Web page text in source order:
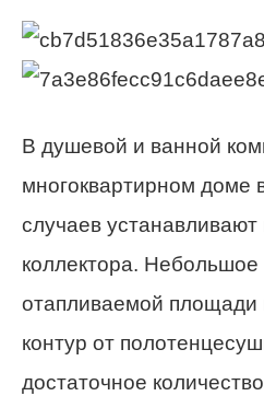
В душевой и ванной
многоквартирном доме
случаев устанавливают
коллектора. Небольшое
отапливаемой площади
контур от
достаточное